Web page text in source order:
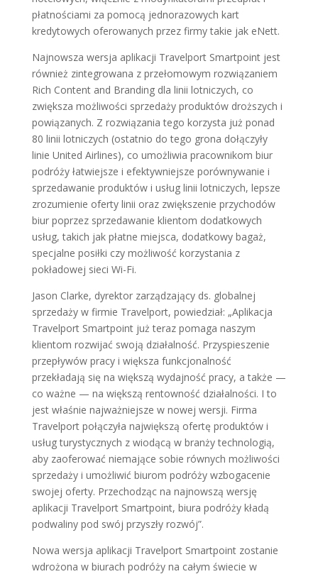
płatnościami za pomocą jednorazowych kart
kredytowych oferowanych przez firmy takie jak eNett.
Najnowsza wersja aplikacji Travelport Smartpoint jest
również zintegrowana z przełomowym rozwiązaniem
Rich Content and Branding dla linii lotniczych, co
zwiększa możliwości sprzedaży produktów droższych i
powiązanych. Z rozwiązania tego korzysta już ponad
80 linii lotniczych (ostatnio do tego grona dołączyły
linie United Airlines), co umożliwia pracownikom biur
podróży łatwiejsze i efektywniejsze porównywanie i
sprzedawanie produktów i usług linii lotniczych, lepsze
zrozumienie oferty linii oraz zwiększenie przychodów
biur poprzez sprzedawanie klientom dodatkowych
usług, takich jak płatne miejsca, dodatkowy bagaż,
specjalne posiłki czy możliwość korzystania z
pokładowej sieci Wi-Fi.
Jason Clarke, dyrektor zarządzający ds. globalnej
sprzedaży w firmie Travelport, powiedział: „Aplikacja
Travelport Smartpoint już teraz pomaga naszym
klientom rozwijać swoją działalność. Przyspieszenie
przepływów pracy i większa funkcjonalność
przekładają się na większą wydajność pracy, a także —
co ważne — na większą rentowność działalności. I to
jest właśnie najważniejsze w nowej wersji. Firma
Travelport połączyła największą ofertę produktów i
usług turystycznych z wiodącą w branży technologią,
aby zaoferować niemające sobie równych możliwości
sprzedaży i umożliwić biurom podróży wzbogacenie
swojej oferty. Przechodząc na najnowszą wersję
aplikacji Travelport Smartpoint, biura podróży kładą
podwaliny pod swój przyszły rozwój”.
Nowa wersja aplikacji Travelport Smartpoint zostanie
wdrożona w biurach podróży na całym świecie w